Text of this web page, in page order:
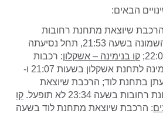
הבאים:
(02/05/19) – הרכבת שיוצאת מתחנת רחובות
לתחנת חיפה מרכז השמונה בשעה 21:53, תחל נסיעתה
קו בנימינה – אשקלון: רכבות
היוצאות מתחנת בנימינה לתחנת אשקלון בשעות 21:07 ו-
נסיעתן בתחנת לוד; הרכבת שיוצאת
בשעה 23:34 לא תופעל.
קו
: הרכבת שיוצאת מתחנת לוד בשעה